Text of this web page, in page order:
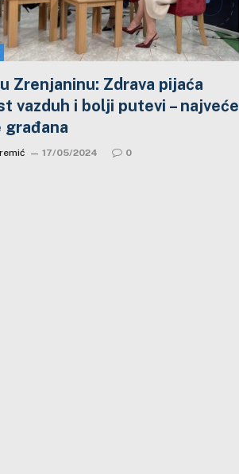
Zrenjaninu: Zdrava pijaća
vazduh i bolji putevi – najveće
17/05/2024 0